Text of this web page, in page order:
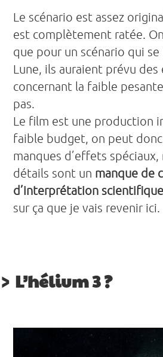
Le scénario est assez
est complètement ratée.
que pour un scénario qui se
Lune, ils auraient prévu
concernant la faible
pas.
Le film est une production
faible budget, on peut
manques d’effets spéciaux,
détails sont un manque de
d’interprétation scientifique
sur ça que je vais revenir ici.
L’hélium 3 ?